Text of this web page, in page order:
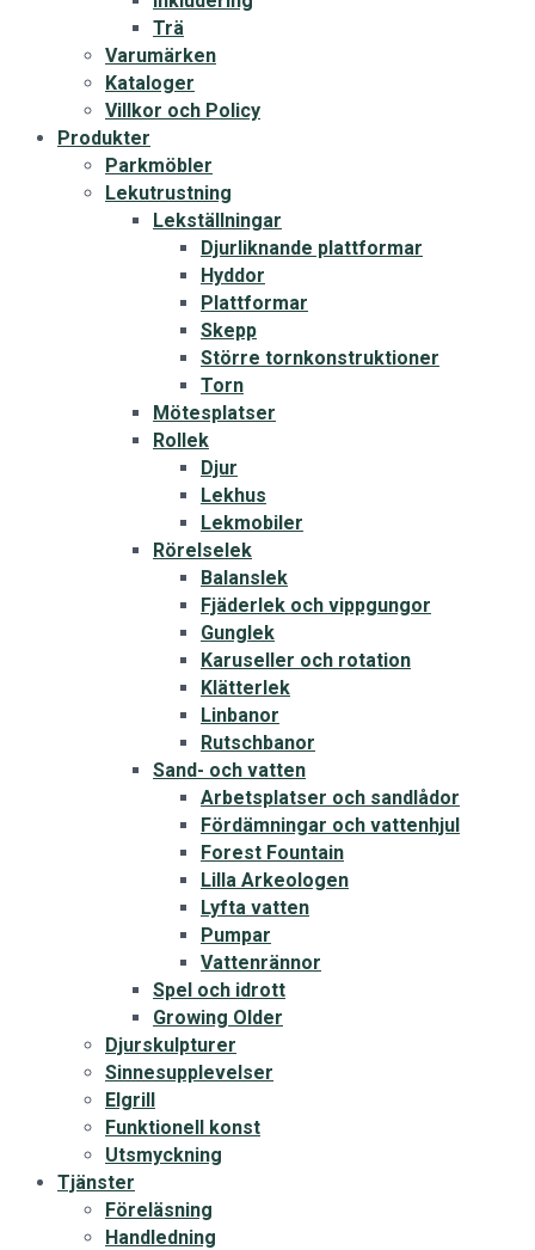
Trä
Varumärken
Kataloger
Villkor och Policy
Produkter
Parkmöbler
Lekutrustning
Lekställningar
Djurliknande plattformar
Hyddor
Plattformar
Skepp
Större tornkonstruktioner
Torn
Mötesplatser
Rollek
Djur
Lekhus
Lekmobiler
Rörelselek
Balanslek
Fjäderlek och vippgungor
Gunglek
Karuseller och rotation
Klätterlek
Linbanor
Rutschbanor
Sand- och vatten
Arbetsplatser och sandlådor
Fördämningar och vattenhjul
Forest Fountain
Lilla Arkeologen
Lyfta vatten
Pumpar
Vattenrännor
Spel och idrott
Growing Older
Djurskulpturer
Sinnesupplevelser
Elgrill
Funktionell konst
Utsmyckning
Tjänster
Föreläsning
Handledning